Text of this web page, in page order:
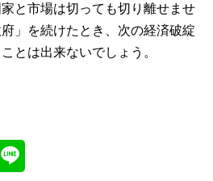
と市場は切っても切り離せませ
」を続けたとき、次の経済破綻
とは出来ないでしょう。